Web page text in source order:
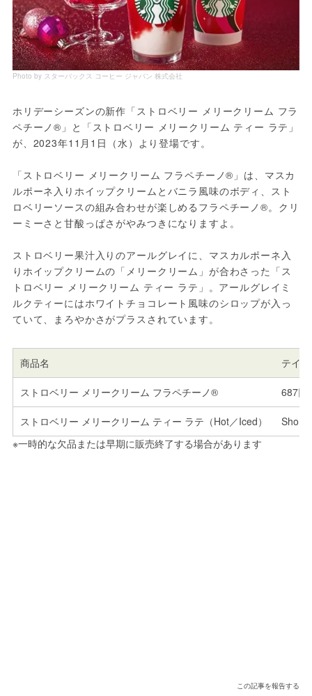
Photo by スターバックス コーヒー ジャパン 株式会社
ホリデーシーズンの新作「ストロベリー メリークリーム フラ
ペチーノ®」と「ストロベリー メリークリーム ティー ラテ」
が、2023年11月1日（水）より登場です。
「ストロベリー メリークリーム フラペチーノ®」は、マスカ
ルポーネ入りホイップクリームとバニラ風味のボディ、スト
ロベリーソースの組み合わせが楽しめるフラペチーノ®。クリ
ーミーさと甘酸っぱさがやみつきになりますよ。
ストロベリー果汁入りのアールグレイに、マスカルポーネ入
りホイップクリームの「メリークリーム」が合わさった「ス
トロベリー メリークリーム ティー ラテ」。アールグレイミ
ルクティーにはホワイトチョコレート風味のシロップが入っ
ていて、まろやかさがプラスされています。
商品名 テイ
ストロベリー メリークリーム フラペチーノ® 687円
ストロベリー メリークリーム ティー ラテ（Hot／Iced）
Short
※一時的な欠品または早期に販売終了する場合があります
この記事を報告する